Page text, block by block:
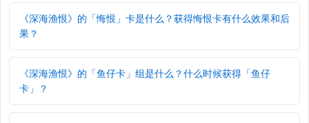
《深海渔恨》的「悔恨」卡是什么？获得悔恨卡有什么效果和后
果？
《深海渔恨》的「鱼仔卡」组是什么？什么时候获得「鱼仔
卡」？